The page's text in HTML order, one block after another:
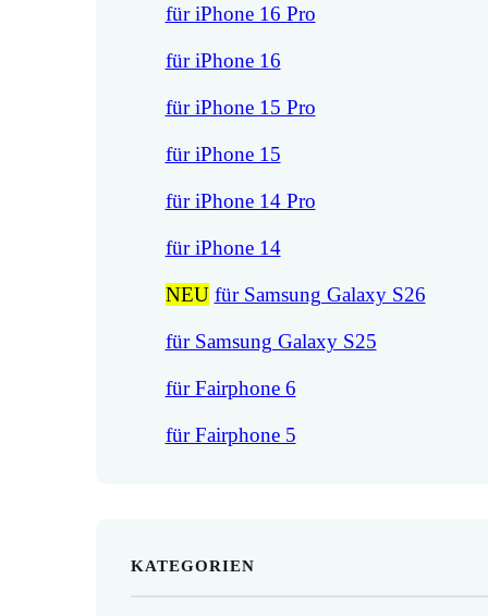
für iPhone 16 Pro
für iPhone 16
für iPhone 15 Pro
für iPhone 15
für iPhone 14 Pro
für iPhone 14
NEU für Samsung Galaxy S26
für Samsung Galaxy S25
für Fairphone 6
für Fairphone 5
KATEGORIEN